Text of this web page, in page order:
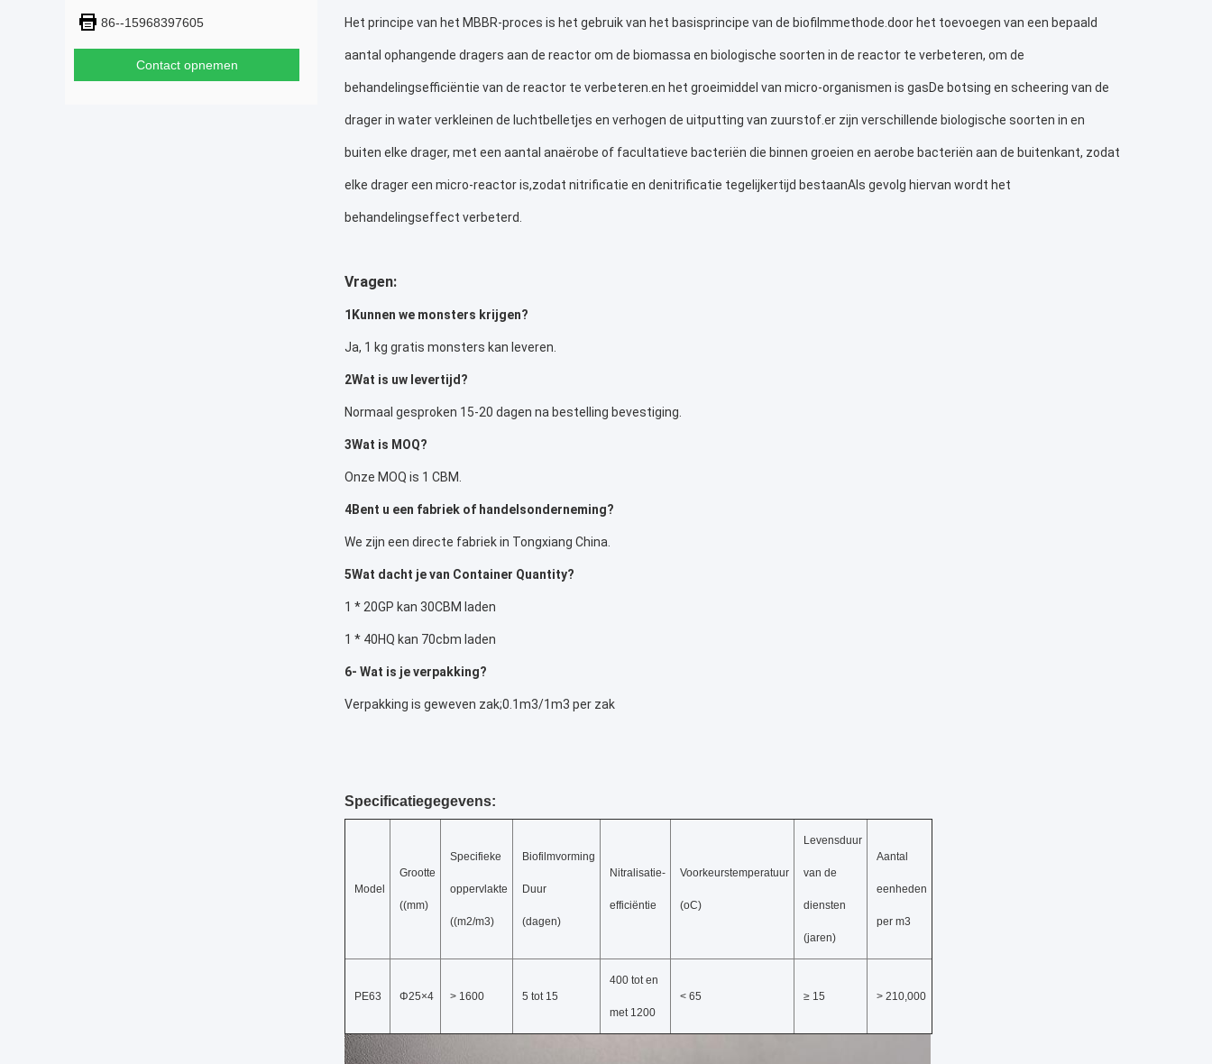
86--15968397605
Contact opnemen
Het principe van het MBBR-proces is het gebruik van het basisprincipe van de biofilmmethode.door het toevoegen van een bepaald
aantal ophangende dragers aan de reactor om de biomassa en biologische soorten in de reactor te verbeteren, om de
behandelingsefficiëntie van de reactor te verbeteren.en het groeimiddel van micro-organismen is gasDe botsing en scheering van de
drager in water verkleinen de luchtbelletjes en verhogen de uitputting van zuurstof.er zijn verschillende biologische soorten in en
buiten elke drager, met een aantal anaërobe of facultatieve bacteriën die binnen groeien en aerobe bacteriën aan de buitenkant, zodat
elke drager een micro-reactor is,zodat nitrificatie en denitrificatie tegelijkertijd bestaanAls gevolg hiervan wordt het
behandelingseffect verbeterd.
Vragen:
1Kunnen we monsters krijgen?
Ja, 1 kg gratis monsters kan leveren.
2Wat is uw levertijd?
Normaal gesproken 15-20 dagen na bestelling bevestiging.
3Wat is MOQ?
Onze MOQ is 1 CBM.
4Bent u een fabriek of handelsonderneming?
We zijn een directe fabriek in Tongxiang China.
5Wat dacht je van Container Quantity?
1 * 20GP kan 30CBM laden
1 * 40HQ kan 70cbm laden
6- Wat is je verpakking?
Verpakking is geweven zak;0.1m3/1m3 per zak
Specificatiegegevens:
Model
Grootte
((mm)
Specifieke
oppervlakte
((m2/m3)
Biofilmvorming
Duur
(dagen)
Nitralisatie-
efficiëntie
Voorkeurstemperatuur
(oC)
Levensduur
van de
diensten
(jaren)
Aantal
eenheden
per m3
PE63 Φ25×4 > 1600 5 tot 15
400 tot en
met 1200
< 65 ≥ 15 > 210,000